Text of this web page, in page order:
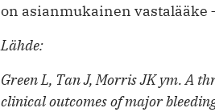
on asianmukainen
Lähde:
Green L, Tan J, Morris JK ym. A
clinical outcomes of major